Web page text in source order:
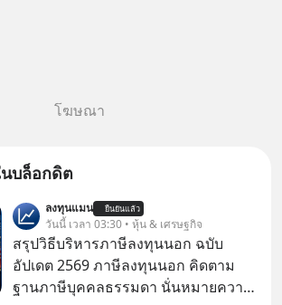
โฆษณา
บล็อกดิต
ลงทุนแมน ยืนยันแล้ว
วันนี้ เวลา 03:30 • หุ้น & เศรษฐกิจ
สรุปวิธีบริหารภาษีลงทุนนอก ฉบับ
อัปเดต 2569 ภาษีลงทุนนอก คิดตาม
ฐานภาษีบุคคลธรรมดา นั่นหมายความ